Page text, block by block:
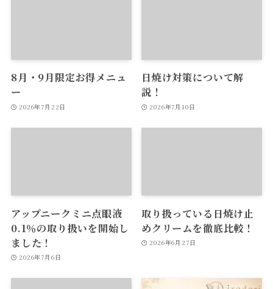
8月・9月限定お得メニュ
ー
2026年7月22日
日焼け対策について解
説！
2026年7月10日
アップニークミニ点眼液
0.1％の取り扱いを開始し
ました！
2026年7月6日
取り扱っている日焼け止
めクリームを徹底比較！
2026年6月27日